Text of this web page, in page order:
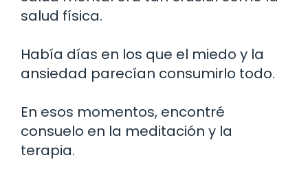
salud física.
Había días en los que el miedo y la
ansiedad parecían consumirlo todo.
En esos momentos, encontré
consuelo en la meditación y la
terapia.